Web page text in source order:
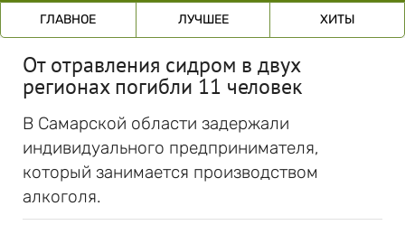
ГЛАВНОЕ ЛУЧШЕЕ ХИТЫ
От отравления сидром в двух
регионах погибли 11 человек
В Самарской области задержали
индивидуального предпринимателя,
который занимается производством
алкоголя.